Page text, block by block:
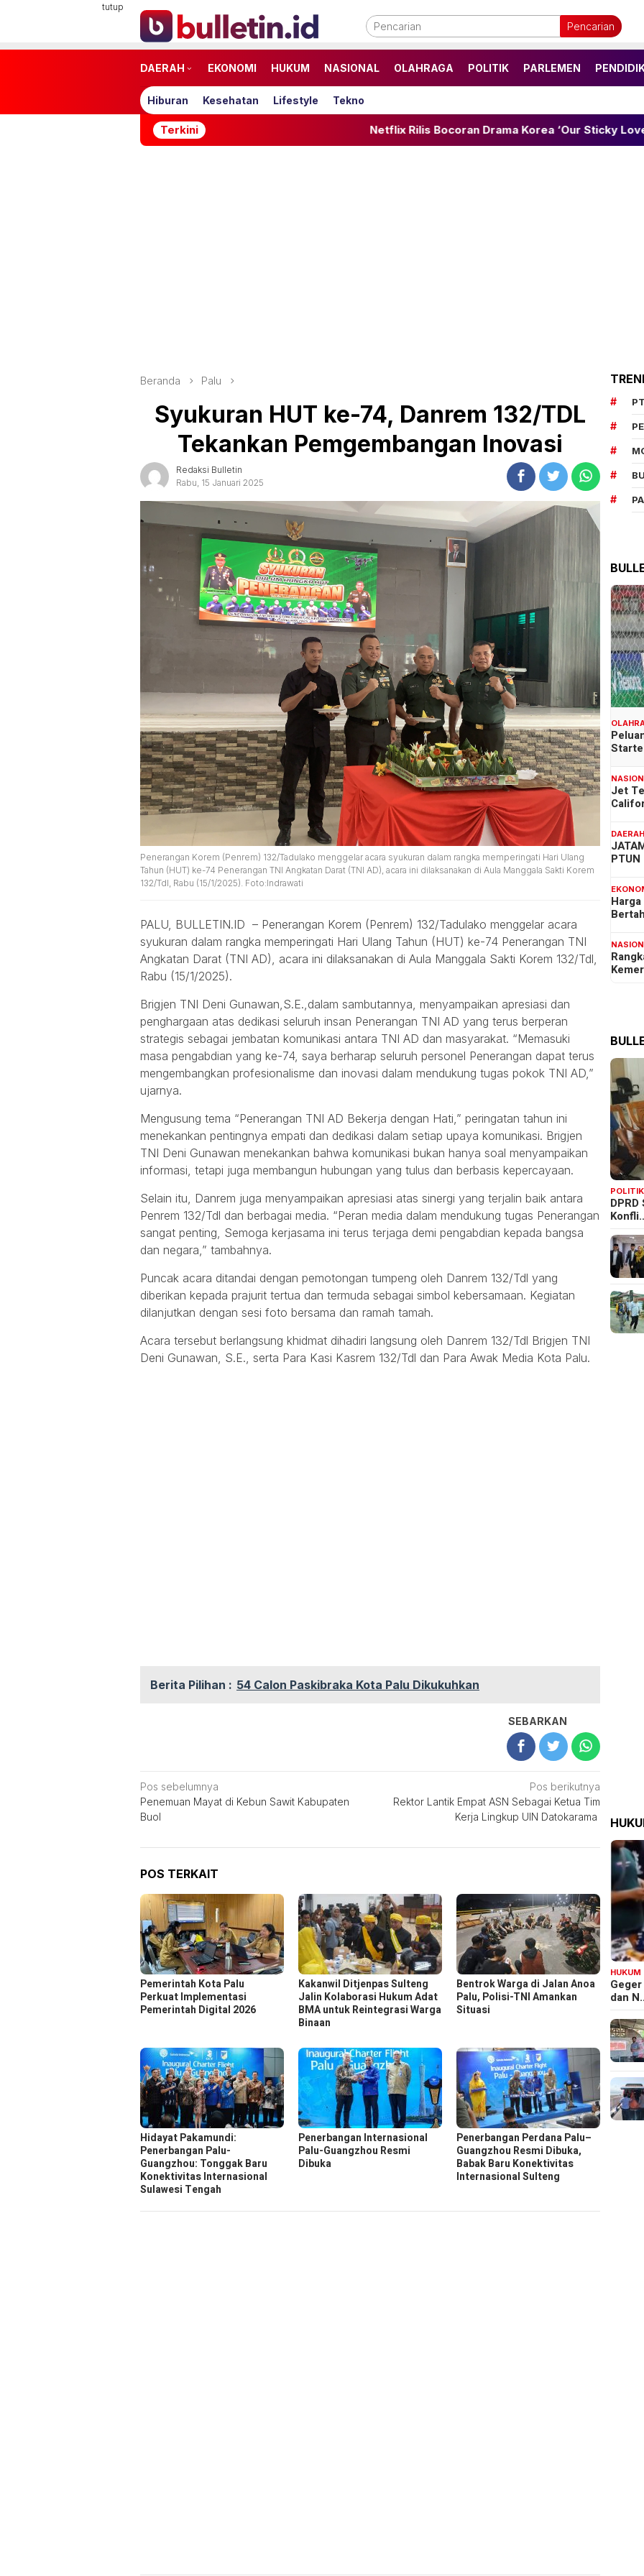
tutup
Pencarian
DAERAH EKONOMI HUKUM NASIONAL OLAHRAGA POLITIK PARLEMEN
Hiburan Kesehatan Lifestyle Tekno
Terkini Netflix Rilis Bocoran Drama Korea ‘Our Sticky Love’, Romantis
Beranda Palu
Syukuran HUT ke-74, Danrem 132/TDL
Tekankan Pemgembangan Inovasi
Redaksi Bulletin
Rabu, 15 Januari 2025
Penerangan Korem (Penrem) 132/Tadulako menggelar acara syukuran dalam rangka memperingati Hari Ulang
Tahun (HUT) ke-74 Penerangan TNI Angkatan Darat (TNI AD), acara ini dilaksanakan di Aula Manggala Sakti Korem
132/Tdl, Rabu (15/1/2025). Foto:Indrawati
PALU, BULLETIN.ID – Penerangan Korem (Penrem) 132/Tadulako menggelar acara
syukuran dalam rangka memperingati Hari Ulang Tahun (HUT) ke-74 Penerangan TNI
Angkatan Darat (TNI AD), acara ini dilaksanakan di Aula Manggala Sakti Korem 132/Tdl,
Rabu (15/1/2025).
Brigjen TNI Deni Gunawan,S.E.,dalam sambutannya, menyampaikan apresiasi dan
penghargaan atas dedikasi seluruh insan Penerangan TNI AD yang terus berperan
strategis sebagai jembatan komunikasi antara TNI AD dan masyarakat. “Memasuki
masa pengabdian yang ke-74, saya berharap seluruh personel Penerangan dapat terus
mengembangkan profesionalisme dan inovasi dalam mendukung tugas pokok TNI AD,”
ujarnya.
Mengusung tema “Penerangan TNI AD Bekerja dengan Hati,” peringatan tahun ini
menekankan pentingnya empati dan dedikasi dalam setiap upaya komunikasi. Brigjen
TNI Deni Gunawan menekankan bahwa komunikasi bukan hanya soal menyampaikan
informasi, tetapi juga membangun hubungan yang tulus dan berbasis kepercayaan.
Selain itu, Danrem juga menyampaikan apresiasi atas sinergi yang terjalin baik antara
Penrem 132/Tdl dan berbagai media. “Peran media dalam mendukung tugas Penerangan
sangat penting, Semoga kerjasama ini terus terjaga demi pengabdian kepada bangsa
dan negara,” tambahnya.
Puncak acara ditandai dengan pemotongan tumpeng oleh Danrem 132/Tdl yang
diberikan kepada prajurit tertua dan termuda sebagai simbol kebersamaan. Kegiatan
dilanjutkan dengan sesi foto bersama dan ramah tamah.
Acara tersebut berlangsung khidmat dihadiri langsung oleh Danrem 132/Tdl Brigjen TNI
Deni Gunawan, S.E., serta Para Kasi Kasrem 132/Tdl dan Para Awak Media Kota Palu.
Berita Pilihan : 54 Calon Paskibraka Kota Palu Dikukuhkan
SEBARKAN
Navigasi
pos
Pos sebelumnya
Penemuan Mayat di Kebun Sawit Kabupaten
Buol
Pos berikutnya
Rektor Lantik Empat ASN Sebagai Ketua Tim
Kerja Lingkup UIN Datokarama
POS TERKAIT
Pemerintah Kota Palu
Perkuat Implementasi
Pemerintah Digital 2026
Kakanwil Ditjenpas Sulteng
Jalin Kolaborasi Hukum Adat
BMA untuk Reintegrasi Warga
Binaan
Bentrok Warga di Jalan Anoa
Palu, Polisi-TNI Amankan
Situasi
Hidayat Pakamundi:
Penerbangan Palu-
Guangzhou: Tonggak Baru
Konektivitas Internasional
Sulawesi Tengah
Penerbangan Internasional
Palu-Guangzhou Resmi
Dibuka
Penerbangan Perdana Palu–
Guangzhou Resmi Dibuka,
Babak Baru Konektivitas
Internasional Sulteng
Jet
POLITIK
HUKUM
dan